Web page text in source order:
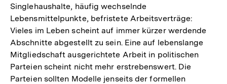
Singlehaushalte, häufig wechselnde
Lebensmittelpunkte, befristete Arbeitsverträge:
Vieles im Leben scheint auf immer kürzer werdende
Abschnitte abgestellt zu sein. Eine auf lebenslange
Mitgliedschaft ausgerichtete Arbeit in politischen
Parteien scheint nicht mehr erstrebenswert. Die
Parteien sollten Modelle jenseits der formellen